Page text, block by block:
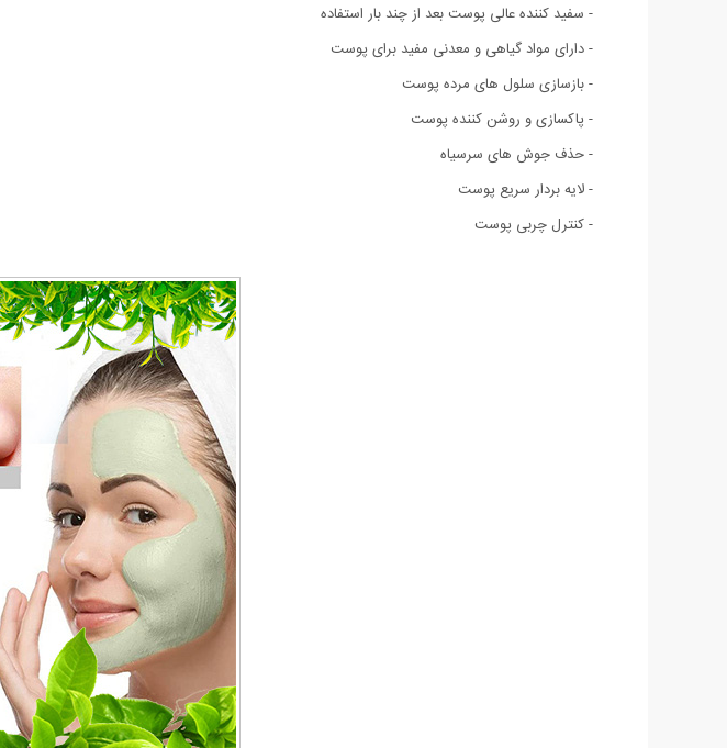
- سفید کننده عالی پوست بعد از چند بار استفاده
- دارای مواد گیاهی و معدنی مفید برای پوست
- بازسازی سلول های مرده پوست
- پاکسازی و روشن کننده پوست
- حذف جوش های سرسیاه
- لایه بردار سریع پوست
- کنترل چربی پوست